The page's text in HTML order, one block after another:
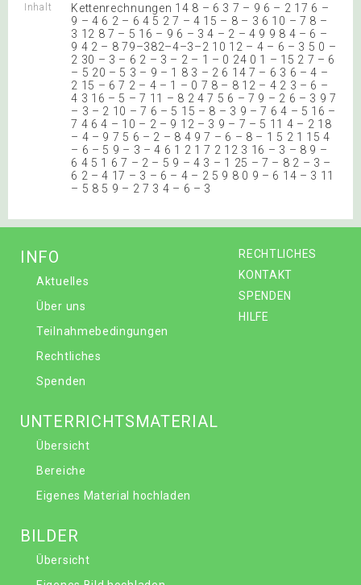
Inhalt
Kettenrechnungen 14 8 – 6 3 7 – 9 6 – 2 17 6 –
9 – 4 6 2 – 6 4 5 2 7 – 4 15 – 8 – 3 6 10 – 7 8 –
3 12 8 7 – 5 16 – 9 6 – 3 4 – 2 – 4 9 9 8 4 – 6 –
9 4 2 – 8 79–382–4–3–2 10 12 – 4 – 6 – 3 5 0 –
2 30 – 3 – 6 2 – 3 – 2 – 1 – 0 24 0 1 – 15 2 7 – 6
– 5 20 – 5 3 – 9 – 1 8 3 – 2 6 14 7 – 6 3 6 – 4 –
2 15 – 6 7 2 – 4 – 1 – 0 7 8 – 8 12 – 4 2 3 – 6 –
4 3 16 – 5 – 7 11 – 8 2 4 7 5 6 – 7 9 – 2 6 – 3 9 7
– 3 – 2 10 – 7 6 – 5 15 – 8 – 3 9 – 7 6 4 – 5 16 –
7 4 6 4 – 10 – 2 – 9 12 – 3 9 – 7 – 5 11 4 – 2 18
– 4 – 9 7 5 6 – 2 – 8 4 9 7 – 6 – 8 – 1 5 2 1 15 4
– 6 – 5 9 – 3 – 4 6 1 2 1 7 2 12 3 16 – 3 – 8 9 –
6 4 5 1 6 7 – 2 – 5 9 – 4 3 – 1 25 – 7 – 8 2 – 3 –
6 2 – 4 17 – 3 – 6 – 4 – 2 5 9 8 0 9 – 6 14 – 3 11
– 5 8 5 9 – 2 7 3 4 – 6 – 3
RECHTLICHES
KONTAKT
SPENDEN
HILFE
INFO
Aktuelles
Über uns
Teilnahmebedingungen
Rechtliches
Spenden
UNTERRICHTSMATERIAL
Übersicht
Bereiche
Eigenes Material hochladen
BILDER
Übersicht